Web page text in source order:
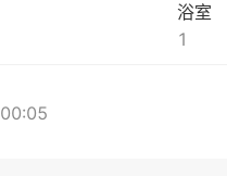
浴室
1